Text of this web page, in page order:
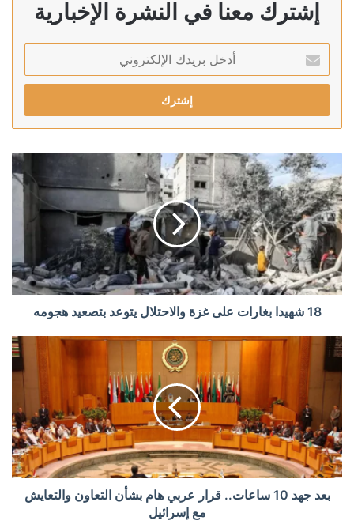
إشترك معنا في النشرة الإخبارية
بريدك
الإلكتروني
18 شهيدا بغارات على غزة والاحتلال يتوعد بتصعيد هجومه
بعد جهد 10 ساعات.. قرار عربي هام بشأن التعاون والتعايش
مع إسرائيل